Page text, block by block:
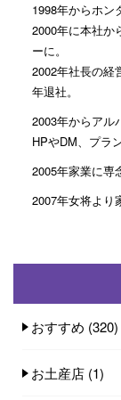
1998年からホン
2000年に本社か
ーに。
2002年社長の経
年退社。
2003年からアル
HPやDM、プラ
2005年家業に専
2007年女将より
おすすめ (320)
お土産店 (1)